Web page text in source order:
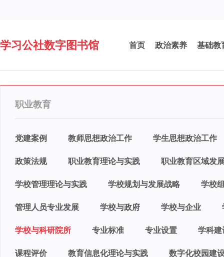
学习公社数字图书馆 首页 政治素养 基础教
职业教育
党建案例 教师思想政治工作 学生思想政治工作
政策法规 职业教育理论与实践 职业教育区域发
学校管理理论与实践 学校规划与发展战略 学校
管理人员专业发展 学校与政府 学校与企业
学校与科研院所 专业标准 专业设置 学科
课程评价 教育信息化理论与实践 数字化校园建